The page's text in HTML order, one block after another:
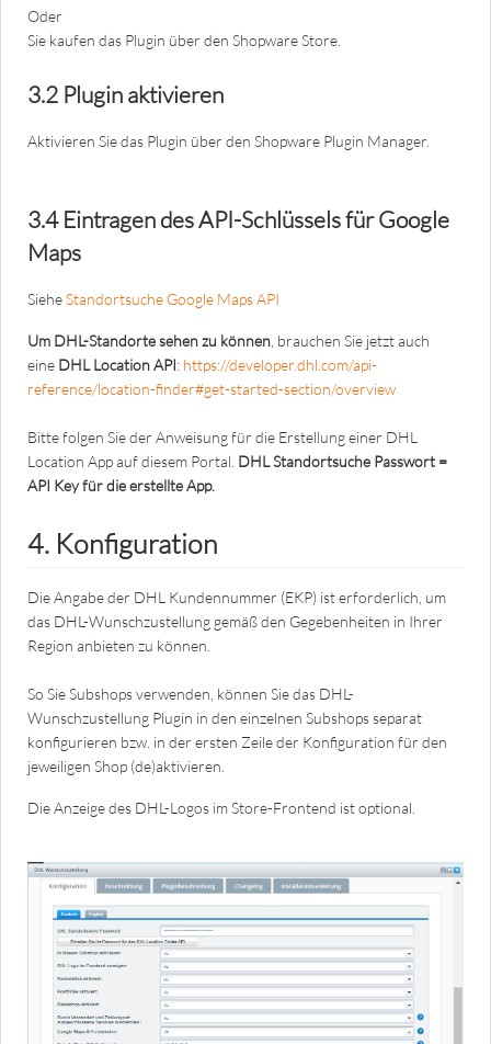
Oder
Sie kaufen das Plugin über den Shopware Store.
3.2 Plugin aktivieren
Aktivieren Sie das Plugin über den Shopware Plugin Manager.
3.4 Eintragen des API-Schlüssels für Google
Maps
SieheStandortsuche Google Maps API
Um DHL-Standorte sehen zu können , brauchen Sie jetzt auch
eine DHL Location API: https://developer.dhl.com/api-
reference/location-finder#get-started-section/overview
Bitte folgen Sie der Anweisung für die Erstellung einer DHL
Location App auf diesem Portal. DHL Standortsuche Passwort =
API Key für die erstellte App.
4. Konfiguration
Die Angabe der DHL Kundennummer (EKP) ist erforderlich, um
das DHL-Wunschzustellung gemäß den Gegebenheiten in Ihrer
Region anbieten zu können.
So Sie Subshops verwenden, können Sie das DHL-
Wunschzustellung Plugin in den einzelnen Subshops separat
konfigurieren bzw. in der ersten Zeile der Konfiguration für den
jeweiligen Shop (de)aktivieren.
Die Anzeige des DHL-Logos im Store-Frontend ist optional.